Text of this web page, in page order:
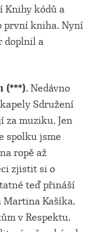
Knihy kódů a
první kniha. Nyní
doplnil a
(***). Nedávno
Sdružení
za muziku. Jen
spolku jsme
ropě až
zjistit si o
teď přináší
Martina Kašíka.
v Respektu.